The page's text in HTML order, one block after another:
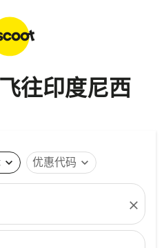
往印度尼西
expand_more 优惠代码 expand_more
close